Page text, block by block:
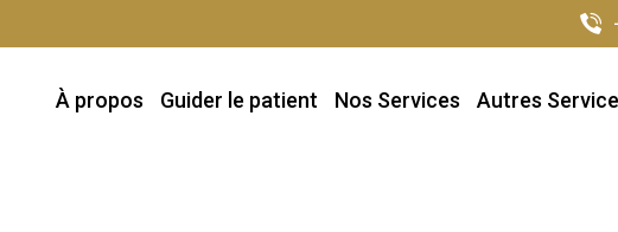
À propos Guider le patient Nos Services Autres